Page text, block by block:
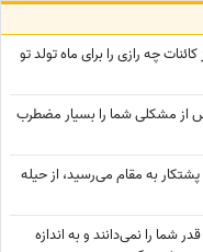
جمعه 16 مرداد 1405 ؛ امروز کائنات چه رازی را برای ماه تولد تو
امروز جمعه 16 مرداد 1405 / ترس از مشکلی شما را بسیار مضطرب
با نشان امروز جمعه 16 مرداد 1405 / با پشتکار به مقام می‌رسید، از حیله
16 مرداد 1405 / اطرافیان قدر شما را نمی‌دانند و به اندازه